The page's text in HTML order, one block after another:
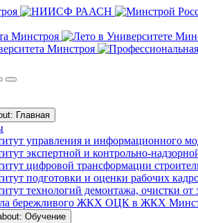
Главная
управления и информационного
экспертной и контрольно-
цифровой трансформации
подготовки и оценки рабочих
технологий демонтажа, очистки от
бережливого ЖКХ ОЦК в ЖКХ
Обучение